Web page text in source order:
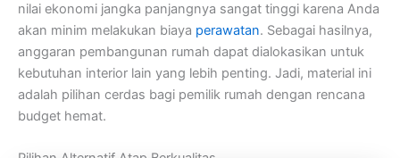
nilai ekonomi jangka panjangnya sangat tinggi karena Anda
akan minim melakukan biaya perawatan. Sebagai hasilnya,
anggaran pembangunan rumah dapat dialokasikan untuk
kebutuhan interior lain yang lebih penting. Jadi, material ini
adalah pilihan cerdas bagi pemilik rumah dengan rencana
budget hemat.